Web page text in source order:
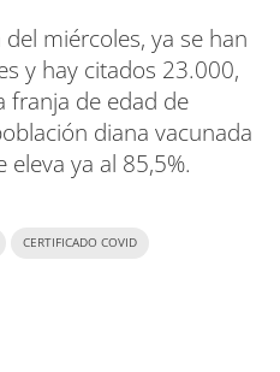
miércoles, ya se han
y hay citados 23.000,
franja de edad de
diana vacunada
ya al 85,5%.
CERTIFICADO COVID